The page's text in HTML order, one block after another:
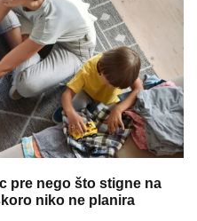
pre nego što stigne na
niko ne planira